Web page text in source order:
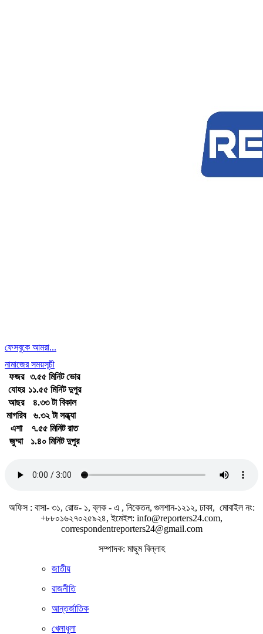
ফেসবুকে আমরা...
নামাজের সময়সূচী
ফজর
৩.৫৫ মিনিট ভোর
যোহর ১১.৫৫ মিনিট দুপুর
আছর
৪.৩৩ টা বিকাল
মাগরিব
৬.৩২ টা সন্ধ্যা
এশা
৭.৫৫ মিনিট রাত
জুম্মা
১.৪০ মিনিট দুপুর
অফিস : বাসা- ৩১, রোড- ১, ব্লক - এ , নিকেতন, গুলশান-১২১২, ঢাকা, মোবাইল নং:
+৮৮০১৬২৭০২৫৯২৪, ইমেইল: info@reporters24.com,
correspondentreporters24@gmail.com
সম্পাদক: মাছুম বিল্লাহ
জাতীয়
রাজনীতি
আন্তর্জাতিক
খেলাধুলা